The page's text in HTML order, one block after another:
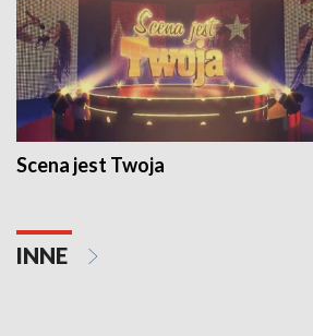
Scena jest Twoja
INNE